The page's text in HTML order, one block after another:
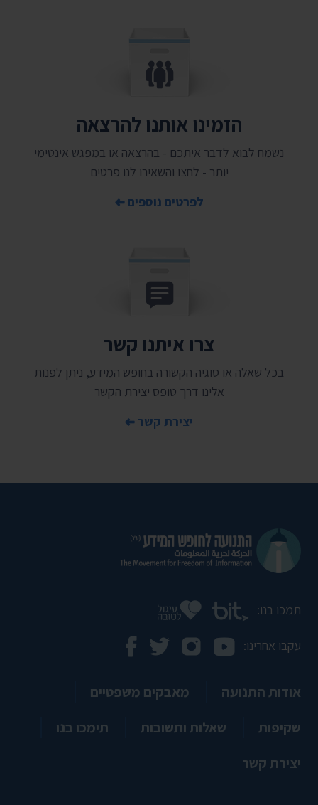
הזמינו אותנו להרצאה
נשמח לבוא לדבר איתכם - בהרצאה או במפגש אינטימי
יותר - לחצו והשאירו לנו פרטים
לפרטים נוספים
צרו איתנו קשר
בכל שאלה או סוגיה הקשורה בחופש המידע, ניתן לפנות
אלינו דרך טופס יצירת הקשר
יצירת קשר
תמכו בנו:
עקבו אחרינו:
אודות התנועה
מאבקים משפטיים
שקיפות
שאלות ותשובות
תימכו בנו
יצירת קשר